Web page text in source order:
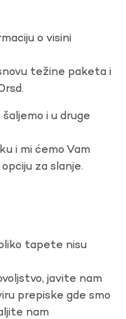
o visini
težine paketa i
i u druge
i mi ćemo Vam
za slanje.
tapete nisu
javite nam
prepiske gde smo
nam